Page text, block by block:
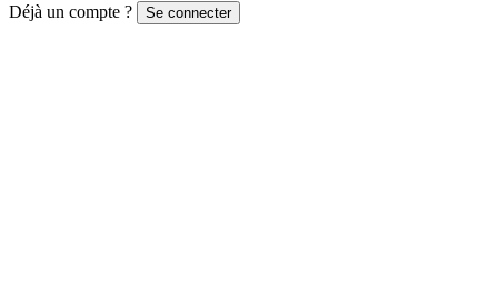
Déjà un compte ? Se connecter